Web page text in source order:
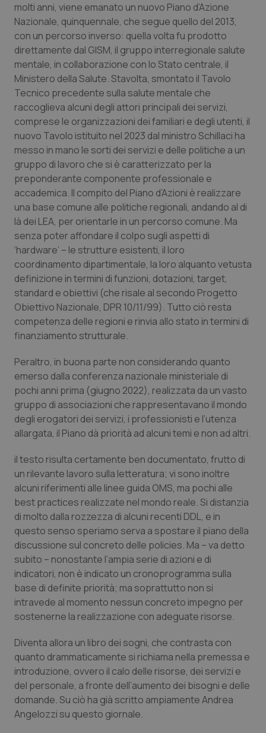
Lettere al direttore
Edizioni Regionali
QS Pro
Professionisti Sanitari.AI
Abruzzo
Basilicata
Calabria
Campania
Emilia-Romagna
Friuli Venezia Giulia
Lazio
Lombardia
Marche
Piemonte
Provincia Autonoma di Bolzano
Provincia Autonoma di Trento
Puglia
Sardegna
Toscana
Umbria
Valle D’Aosta
QS Pro Gold
Artrite & artrosi
Asma & BPCO
Car-T
Colesterolo & coronaropatie
Dermatite Atopica
Diabete & glucometri
Dolore
Donna & Salute
HIV
Infezioni & Febbre
Ipertensione & Scompenso
Malattie rare
Malattia di Crohn & Rettocolite Ulcerosa
Obesità
Oftalmologia
Oncodermatologia
QS Club Newsletter
molti anni, viene emanato un nuovo Piano d’Azione
Nazionale, quinquennale, che segue quello del 2013,
con un percorso inverso: quella volta fu prodotto
direttamente dal GISM, il gruppo interregionale salute
mentale, in collaborazione con lo Stato centrale, il
Ministero della Salute. Stavolta, smontato il Tavolo
Tecnico precedente sulla salute mentale che
raccoglieva alcuni degli attori principali dei servizi,
comprese le organizzazioni dei familiari e degli utenti, il
nuovo Tavolo istituito nel 2023 dal ministro Schillaci ha
messo in mano le sorti dei servizi e delle politiche a un
gruppo di lavoro che si è caratterizzato per la
preponderante componente professionale e
accademica. Il compito del Piano d’Azioni è realizzare
una base comune alle politiche regionali, andando al di
là dei LEA, per orientarle in un percorso comune. Ma
senza poter affondare il colpo sugli aspetti di
‘hardware’ – le strutture esistenti, il loro
coordinamento dipartimentale, la loro alquanto vetusta
definizione in termini di funzioni, dotazioni, target,
standard e obiettivi (che risale al secondo Progetto
Obiettivo Nazionale, DPR 10/11/99). Tutto ciò resta
competenza delle regioni e rinvia allo stato in termini di
finanziamento strutturale.
Peraltro, in buona parte non considerando quanto
emerso dalla conferenza nazionale ministeriale di
pochi anni prima (giugno 2022), realizzata da un vasto
gruppo di associazioni che rappresentavano il mondo
degli erogatori dei servizi, i professionisti e l’utenza
allargata, il Piano dà priorità ad alcuni temi e non ad altri.
il testo risulta certamente ben documentato, frutto di
un rilevante lavoro sulla letteratura; vi sono inoltre
alcuni riferimenti alle linee guida OMS, ma pochi alle
best practices realizzate nel mondo reale. Si distanzia
di molto dalla rozzezza di alcuni recenti DDL, e in
questo senso speriamo serva a spostare il piano della
discussione sul concreto delle policies. Ma – va detto
subito – nonostante l’ampia serie di azioni e di
indicatori, non è indicato un cronoprogramma sulla
base di definite priorità; ma soprattutto non si
intravede al momento nessun concreto impegno per
sostenerne la realizzazione con adeguate risorse.
Diventa allora un libro dei sogni, che contrasta con
quanto drammaticamente si richiama nella premessa e
introduzione, ovvero il calo delle risorse, dei servizi e
del personale, a fronte dell’aumento dei bisogni e delle
domande. Su ciò ha già scritto ampiamente Andrea
Angelozzi su questo giornale.